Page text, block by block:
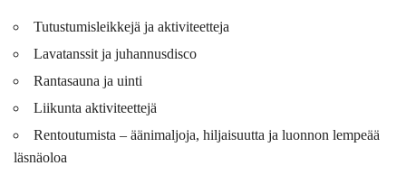
Tutustumisleikkejä ja aktiviteetteja
Lavatanssit ja juhannusdisco
Rantasauna ja uinti
Liikunta aktiviteettejä
Rentoutumista – äänimaljoja, hiljaisuutta ja luonnon lempeää
läsnäoloa